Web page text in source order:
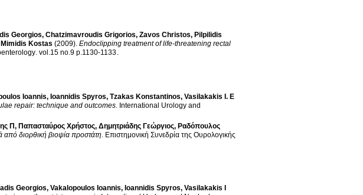
Georgios, Chatzimavroudis Grigorios, Zavos Christos, Pilpilidis
Mimidis Kostas (2009). Endoclipping treatment of life-threatening rectal
. vol.15 no.9 p.1130-1133.
Ioannis, Ioannidis Spyros, Tzakas Konstantinos, Vasilakakis I. E
repair: technique and outcomes. International Urology and
Π, Παπασταύρος Χρήστος, Δημητριάδης Γεώργιος, Ραδόπουλος
από διορθική βιοψία προστάτη. Επιστημονική Συνεδρία της Ουρολογικής
Georgios, Vakalopoulos Ioannis, Ioannidis Spyros, Vasilakakis I